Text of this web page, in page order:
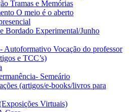
Tramas e Memórias
O meio é o aberto
Bordado Experimental/Junho
Autoformativo Vocação do professor
e TCC’s)
Semeário
(artigos/e-books/livros para
Virtuais)